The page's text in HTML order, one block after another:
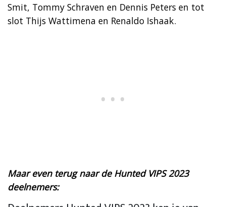
Smit, Tommy Schraven en Dennis Peters en tot
slot Thijs Wattimena en Renaldo Ishaak.
Maar even terug naar de Hunted VIPS 2023
deelnemers: